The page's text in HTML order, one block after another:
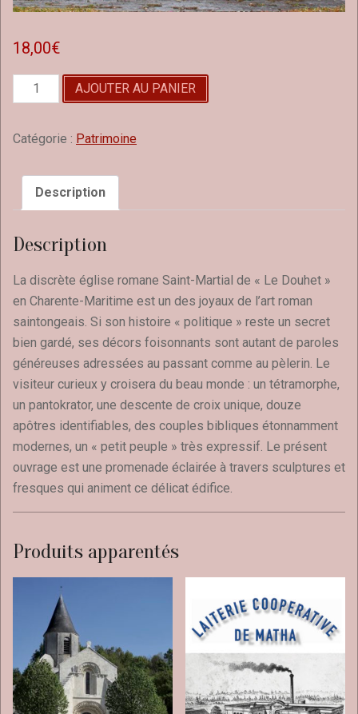
18,00€
quantité
de
Romane
Le
AJOUTER AU PANIER
Catégorie : Patrimoine
Description
Description
La discrète église romane Saint-Martial de « Le Douhet »
en Charente-Maritime est un des joyaux de l’art roman
saintongeais. Si son histoire « politique » reste un secret
bien gardé, ses décors foisonnants sont autant de paroles
généreuses adressées au passant comme au pèlerin. Le
visiteur curieux y croisera du beau monde : un tétramorphe,
un pantokrator, une descente de croix unique, douze
apôtres identifiables, des couples bibliques étonnamment
modernes, un « petit peuple » très expressif. Le présent
ouvrage est une promenade éclairée à travers sculptures et
fresques qui animent ce délicat édifice.
Produits apparentés